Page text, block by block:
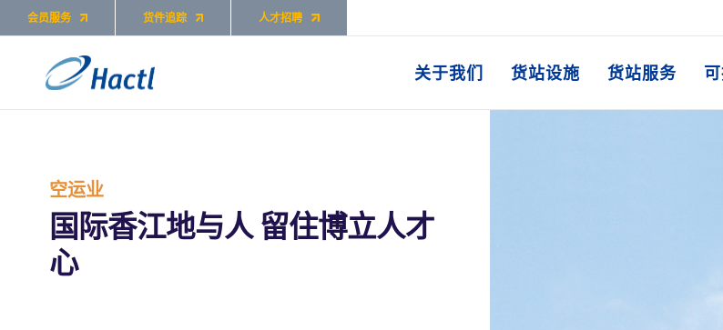
会员服务 货件追踪 人才招聘
关于我们 货站设施 货站服务
空运业
国际香江地与人 留住博立人才
心